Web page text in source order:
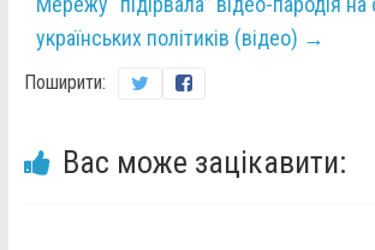
українських політиків (відео) →
Поширити:
Вас може зацікавити: